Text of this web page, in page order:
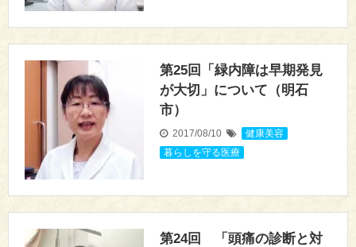
第25回「緑内障は早期発見
が大切」について（明石
市）
2017/08/10 健康美容
暮らしを守る医療
第24回 「頭痛の診断と対